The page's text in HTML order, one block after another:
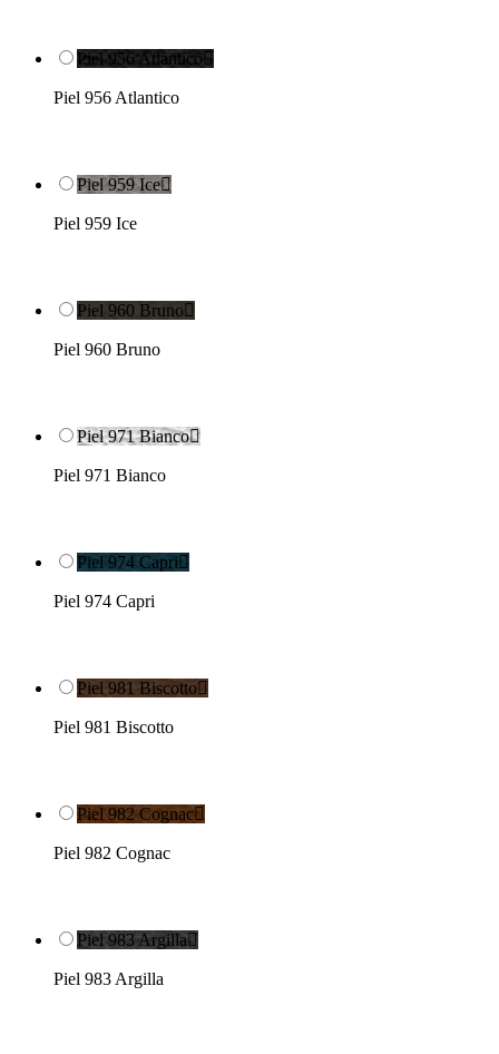
Piel 956 Atlantico 
Piel 956 Atlantico
Piel 959 Ice
Piel 959 Ice
Piel 960 Bruno
Piel 960 Bruno
Piel 971 Bianco
Piel 971 Bianco
Piel 974 Capri
Piel 974 Capri
Piel 981 Biscotto
Piel 981 Biscotto
Piel 982 Cognac
Piel 982 Cognac
Piel 983 Argilla
Piel 983 Argilla